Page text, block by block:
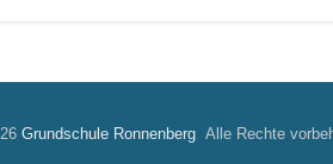
Grundschule Ronnenberg Alle Rechte